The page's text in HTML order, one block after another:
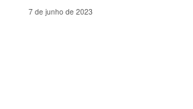
7 de junho de 2023